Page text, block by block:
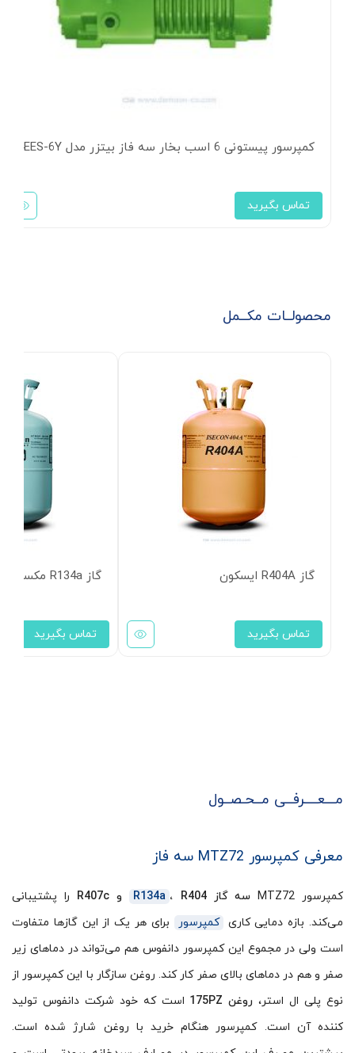
کمپرسور پیستونی 6 اسب بخار سه فاز بیتزر مدل 4EES-6Y
تماس بگیرید
محصولــات مکــمل
گاز R404A ایسکون
تماس بگیرید
گاز R134a مکسرون
تماس بگیرید
مـــعــــرفــی مــحـصــول
معرفی کمپرسور MTZ72 سه فاز
کمپرسور MTZ72 سه گاز R134a ، R404 و R407c
را پشتیبانی
می‌کند. بازه دمایی کاری کمپرسور
برای هر یک از این گازها متفاوت
است ولی در مجموع این کمپرسور دانفوس هم می‌تواند در دماهای زیر
صفر و هم در دماهای بالای صفر کار کند. روغن سازگار با این کمپرسور از
نوع پلی ال استر، روغن 175PZ
است که خود شرکت دانفوس تولید
کننده آن است. کمپرسور هنگام خرید با روغن شارژ شده است.